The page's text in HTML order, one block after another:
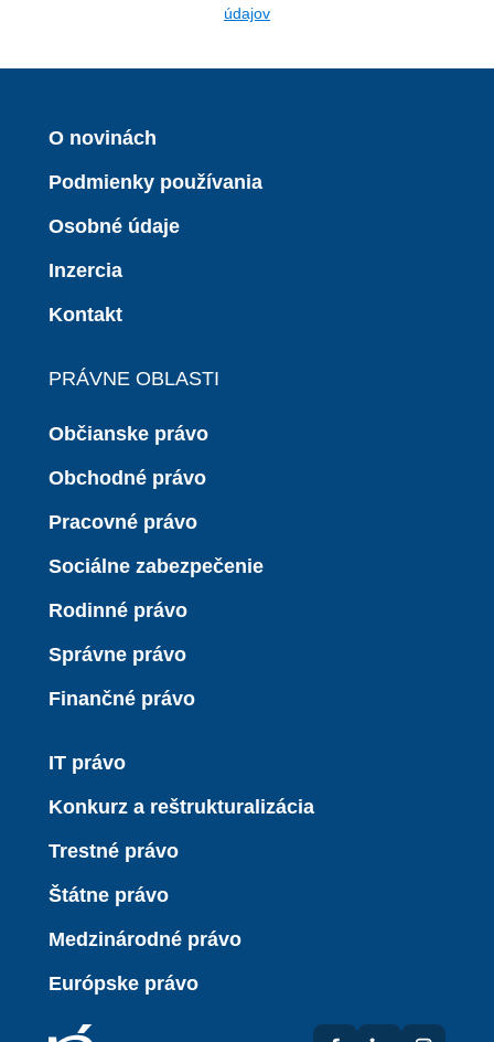
údajov
O novinách
Podmienky používania
Osobné údaje
Inzercia
Kontakt
PRÁVNE OBLASTI
Občianske právo
Obchodné právo
Pracovné právo
Sociálne zabezpečenie
Rodinné právo
Správne právo
Finančné právo
IT právo
Konkurz a reštrukturalizácia
Trestné právo
Štátne právo
Medzinárodné právo
Európske právo